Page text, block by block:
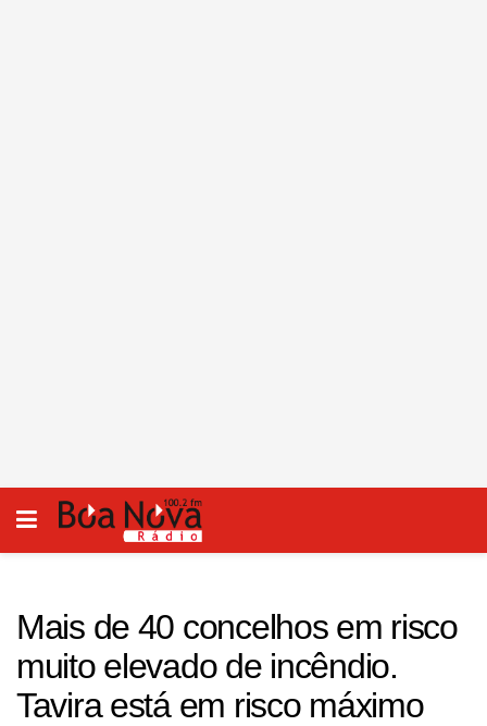
Mais de 40 concelhos em risco
muito elevado de incêndio.
Tavira está em risco máximo